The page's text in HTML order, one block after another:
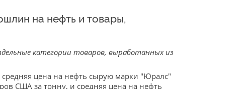
на нефть и товары,
категории товаров, выработанных из
средняя цена на нефть сырую марки "Юралс"
США за тонну, и средняя цена на нефть